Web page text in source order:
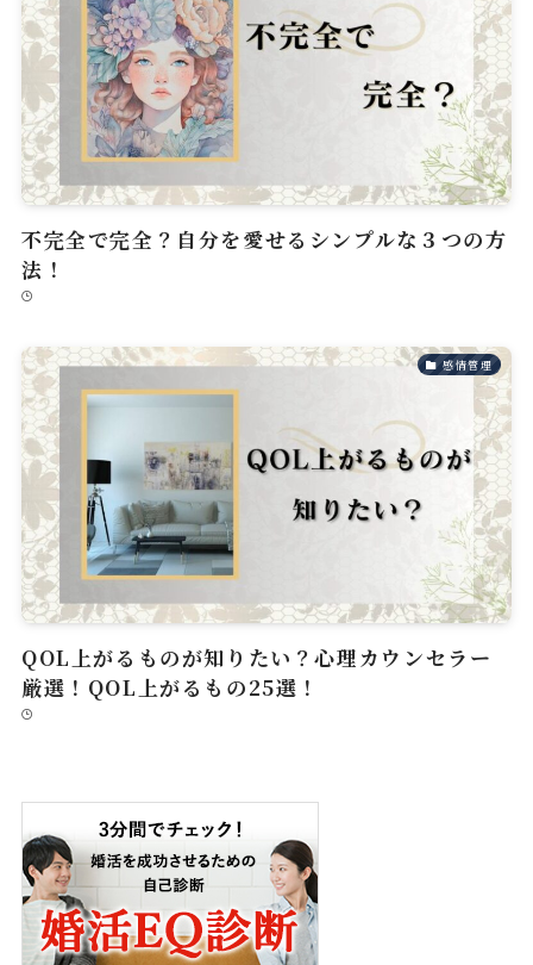
不完全で完全？自分を愛せるシンプルな３つの方
法！
感情管理
QOL上がるものが知りたい？心理カウンセラー
厳選！QOL上がるもの25選！